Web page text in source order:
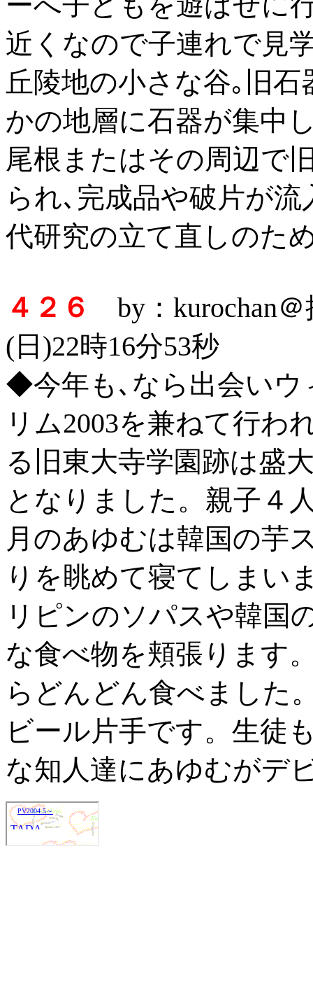
近くなので子連れで見
丘陵地の小さな谷｡旧
かの地層に石器が集中
尾根またはその周辺で
られ､完成品や破片が
代研究の立て直しのた
４２６
by：kurochan
(日)22時16分53秒
◆今年も､なら出会いウ
リム2003を兼ねて行わ
る旧東大寺学園跡は盛
となりました。親子４
月のあゆむは韓国の芋
りを眺めて寝てしまい
リピンのソパスや韓国
な食べ物を頬張ります
らどんどん食べました
ビール片手です。生徒
な知人達にあゆむがデ